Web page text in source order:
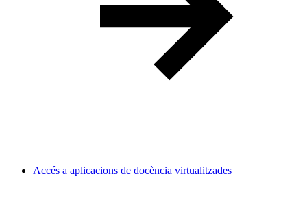
Accés a aplicacions de docència virtualitzades